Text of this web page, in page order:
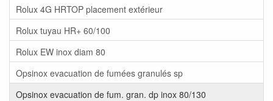
Rolux 4G HRTOP placement extérieur
Rolux tuyau HR+ 60/100
Rolux EW inox diam 80
Opsinox evacuation de fumées granulés sp
Opsinox evacuation de fum. gran. dp inox 80/130